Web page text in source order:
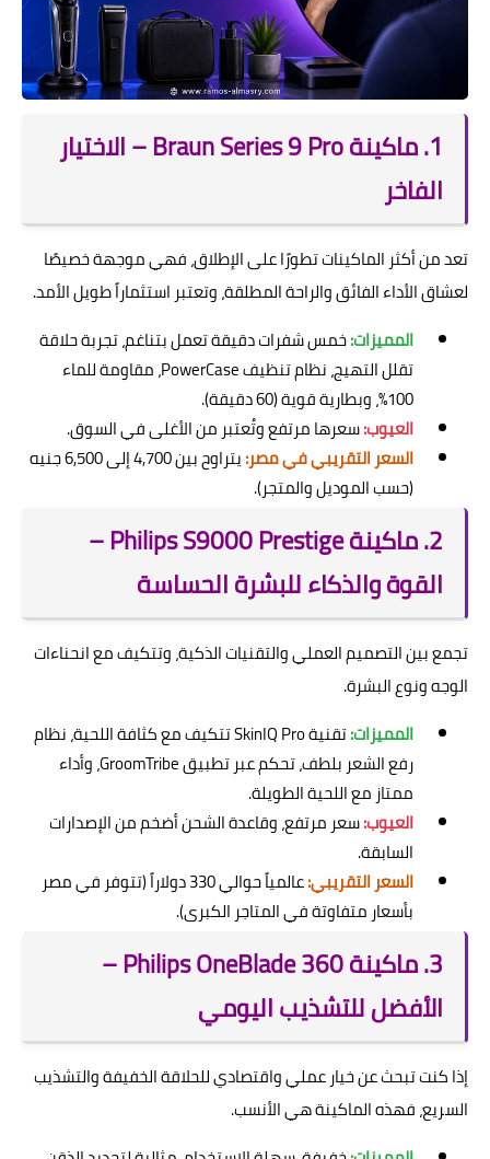
1. ماكينة Braun Series 9 Pro – الاختيار
الفاخر
تعد من أكثر الماكينات تطورًا على الإطلاق، فهي موجهة خصيصًا
لعشاق الأداء الفائق والراحة المطلقة، وتعتبر استثماراً طويل الأمد.
المميزات:خمس شفرات دقيقة تعمل بتناغم، تجربة حلاقة
تقلل التهيج، نظام تنظيف PowerCase، مقاومة للماء
100%، وبطارية قوية (60 دقيقة).
العيوب:سعرها مرتفع وتُعتبر من الأغلى في السوق.
السعر التقريبي في مصر:
يتراوح بين 4,700 إلى 6,500 جنيه
(حسب الموديل والمتجر).
2. ماكينة Philips S9000 Prestige –
القوة والذكاء للبشرة الحساسة
تجمع بين التصميم العملي والتقنيات الذكية، وتتكيف مع انحناءات
الوجه ونوع البشرة.
المميزات:
تقنية SkinIQ Pro تتكيف مع كثافة اللحية، نظام
رفع الشعر بلطف، تحكم عبر تطبيق GroomTribe، وأداء
ممتاز مع اللحية الطويلة.
العيوب:سعر مرتفع، وقاعدة الشحن أضخم من الإصدارات
السابقة.
السعر التقريبي:
عالمياً حوالي 330 دولاراً (تتوفر في مصر
بأسعار متفاوتة في المتاجر الكبرى).
3. ماكينة Philips OneBlade 360 –
الأفضل للتشذيب اليومي
إذا كنت تبحث عن خيار عملي واقتصادي للحلاقة الخفيفة والتشذيب
السريع، فهذه الماكينة هي الأنسب.